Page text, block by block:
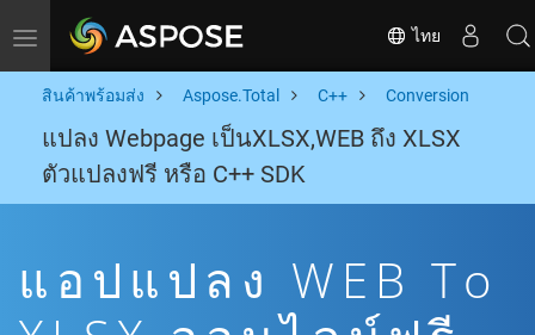
Toggle navigation ไทย
สินค้าพร้อมส่ง Aspose.Total C++ Conversion
แปลง Webpage เป็นXLSX,WEB ถึง XLSX
ตัวแปลงฟรี หรือ C++ SDK
แอปแปลง WEB To